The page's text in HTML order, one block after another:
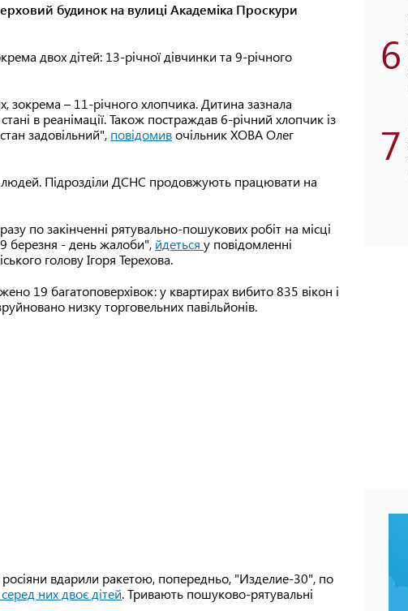
будинок на вулиці Академіка Проскури
двох дітей: 13-річної дівчинки та 9-річного
зокрема – 11-річного хлопчика. Дитина зазнала
в реанімації. Також постраждав 6-річний хлопчик із
задовільний", повідомивочільник ХОВА Олег
людей. Підрозділи ДСНС продовжують працювати на
по закінченні рятувально-пошукових робіт на місці
9 березня - день жалоби", йдеться у повідомленні
голову Ігоря Терехова.
19 багатоповерхівок: у квартирах вибито 835 вікон і
низку торговельних павільйонів.
росіяни вдарили ракетою, попередньо, "Изделие-30", по
них двоє дітей. Тривають пошуково-рятувальні
6
7